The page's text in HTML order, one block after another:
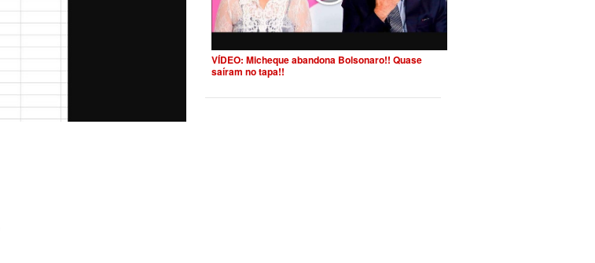
VÍDEO: Micheque abandona Bolsonaro!! Quase
saíram no tapa!!